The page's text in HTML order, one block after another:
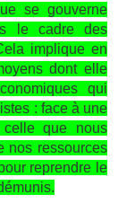
se gouverne
le cadre des
implique en
dont elle
qui
: face à une
celle que nous
nos ressources
reprendre le